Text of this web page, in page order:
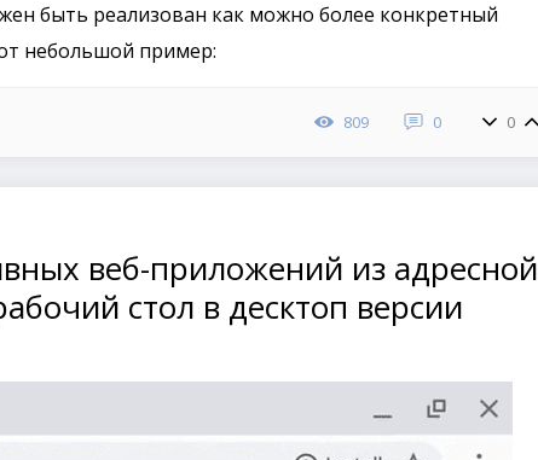
быть реализован как можно более конкретный
небольшой пример:
809 0 0
веб-приложений из адресной
стол в десктоп версии